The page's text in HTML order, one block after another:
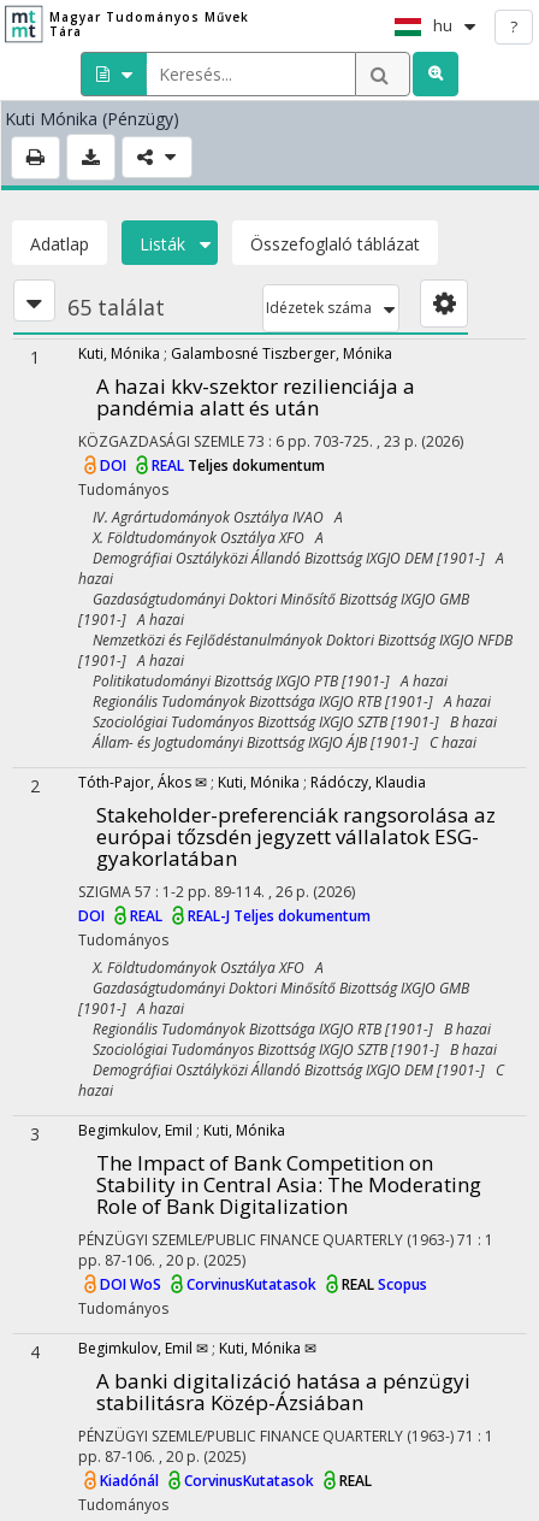
Magyar Tudományos Művek
Tára
hu ?
Kuti Mónika (Pénzügy)
Adatlap Listák Összefoglaló táblázat
65 találat Idézetek száma
1 Kuti, Mónika ; Galambosné Tiszberger, Mónika
A hazai kkv-szektor rezilienciája a
pandémia alatt és után
KÖZGAZDASÁGI SZEMLE73 : 6 pp. 703-725. , 23 p. (2026)
DOI
REAL Teljes dokumentum
Tudományos
IV. Agrártudományok Osztálya IVAO A
X. Földtudományok Osztálya XFO A
Demográfiai Osztályközi Állandó Bizottság IXGJO DEM [1901-] A
hazai
Gazdaságtudományi Doktori Minősítő Bizottság IXGJO GMB
[1901-] A hazai
Nemzetközi és Fejlődéstanulmányok Doktori Bizottság IXGJO NFDB
[1901-] A hazai
Politikatudományi Bizottság IXGJO PTB [1901-] A hazai
Regionális Tudományok Bizottsága IXGJO RTB [1901-] A hazai
Szociológiai Tudományos Bizottság IXGJO SZTB [1901-] B hazai
Állam- és Jogtudományi Bizottság IXGJO ÁJB [1901-] C hazai
2 Tóth-Pajor, Ákos ✉ ; Kuti, Mónika ; Rádóczy, Klaudia
Stakeholder-preferenciák rangsorolása az
európai tőzsdén jegyzett vállalatok ESG-
gyakorlatában
SZIGMA57 : 1-2 pp. 89-114. , 26 p. (2026)
DOI
REAL REAL-J Teljes dokumentum
Tudományos
X. Földtudományok Osztálya XFO A
Gazdaságtudományi Doktori Minősítő Bizottság IXGJO GMB
[1901-] A hazai
Regionális Tudományok Bizottsága IXGJO RTB [1901-] B hazai
Szociológiai Tudományos Bizottság IXGJO SZTB [1901-] B hazai
Demográfiai Osztályközi Állandó Bizottság IXGJO DEM [1901-] C
hazai
3 Begimkulov, Emil ; Kuti, Mónika
The Impact of Bank Competition on
Stability in Central Asia: The Moderating
Role of Bank Digitalization
PÉNZÜGYI SZEMLE/PUBLIC FINANCE QUARTERLY (1963-)71 : 1
pp. 87-106. , 20 p. (2025)
DOIWoS CorvinusKutatasok REALScopus
Tudományos
4 Begimkulov, Emil ✉ ; Kuti, Mónika ✉
A banki digitalizáció hatása a pénzügyi
stabilitásra Közép-Ázsiában
PÉNZÜGYI SZEMLE/PUBLIC FINANCE QUARTERLY (1963-)71 : 1
pp. 87-106. , 20 p. (2025)
Kiadónál
CorvinusKutatasok
REAL
Tudományos